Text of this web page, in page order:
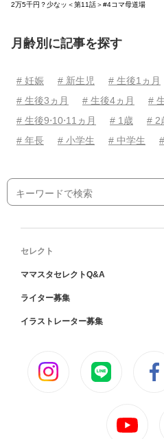
2万5千円？少なッ＜第11話＞#4コマ母道場
月齢別に記事を探す
# 妊娠 # 新生児 # 生後1ヵ月
# 生後3ヵ月
# 生後4ヵ月 #
# 生後9⋅10⋅11ヵ月
# 1歳 # 2
# 年長
# 小学生 # 中学生
セレクト
ママスタセレクトQ&A
ライター募集
イラストレーター募集